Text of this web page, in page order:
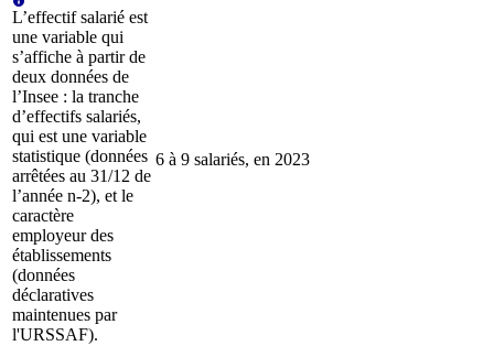
L’effectif salarié est
une variable qui
s’affiche à partir de
deux données de
l’Insee : la tranche
d’effectifs salariés,
qui est une variable
statistique (données
arrêtées au 31/12 de
l’année n-2), et le
caractère
employeur des
établissements
(données
déclaratives
maintenues par
l'URSSAF).
6 à 9 salariés, en 2023